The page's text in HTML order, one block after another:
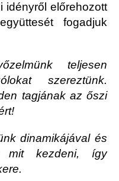
idényről előrehozott
fogadjuk
teljesen
szereztünk.
tagjának az őszi
dinamikájával és
mit kezdeni, így